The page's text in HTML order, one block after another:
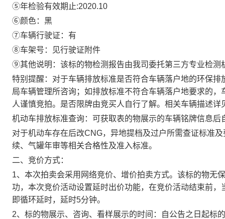
⑤年检验有效期止:2020.10
⑥颜色： 黑
⑦车辆行驶证：有
⑧车架号：见行驶证附件
⑨其他说明： 该标的物检测报告由我司委托第三方专业检
特别提醒 ：对于车辆排放标准是否符合车辆落户地的环保
局车辆管理所咨询；如排放标准不符合车辆落户地要求的
人谨慎竞拍。是否限牌由竞买人自行了解。相关车辆描述
机动车排放标准查询：可获取表的物展示的车辆铭牌信息
对于机动车存在后改CNG，异地提档及过户所需查证标准
续、气罐年审等相关合格性及准入标准。
二、竞价方式：
1、本次拍卖会采用网络竞价、增价拍卖方式。该标的物无
功，本次竞价活动设置延时出价功能，在竞价活动结束前
即循环延时，延时5分钟。
2、标的物展示、咨询、看样展示的时间：自公告之日起标